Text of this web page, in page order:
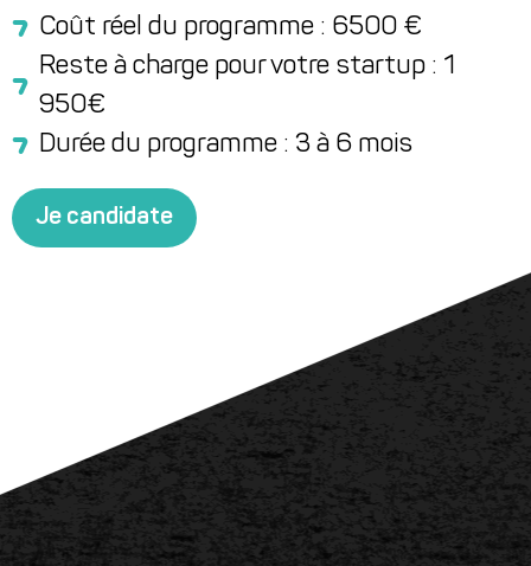
entreprises de
la tech et
l'innovation
Coût réel du programme : 6500 €
Reste à charge pour votre startup : 1
950€
Durée du programme : 3 à 6 mois
Je candidate